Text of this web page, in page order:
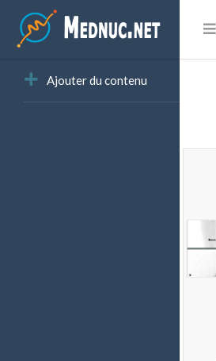
Ajouter du contenu